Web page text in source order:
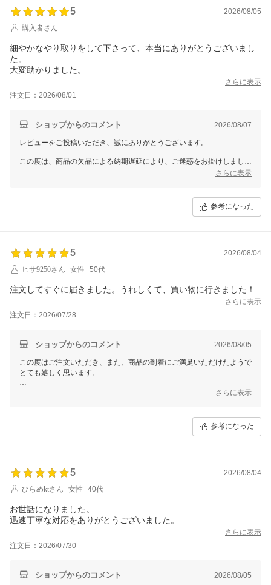
5
2026/08/05
購入者さん
細やかなやり取りをして下さって、本当にありがとうございまし
た。
大変助かりました。
さらに表示
注文日：2026/08/01
ショップからのコメント 2026/08/07
レビューをご投稿いただき、誠にありがとうございます。
この度は、商品の欠品による納期遅延により、ご迷惑をお掛けしました
またご利用いただける機会がございましたら、ご期待にお応えできるよ
この度は当店をご利用いただき、誠にありがとうございました。
さらに表示
参考になった
5
2026/08/04
ヒサ9250さん
女性 50代
注文してすぐに届きました。うれしくて、買い物に行きました！
さらに表示
注文日：2026/07/28
ショップからのコメント 2026/08/05
この度はご注文いただき、また、商品の到着にご満足いただけたようで
とても嬉しく思います。
さっそくお買い物にご使用いただけたのこと、商品がお客様の生活にお
さらに表示
参考になった
5
2026/08/04
ひらめktさん
女性 40代
お世話になりました。
迅速丁寧な対応をありがとうございました。
さらに表示
注文日：2026/07/30
ショップからのコメント 2026/08/05